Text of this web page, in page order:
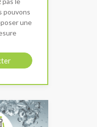
pouvons
une